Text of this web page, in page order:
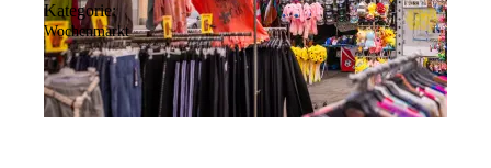
Kategorie:
Wochenmarkt